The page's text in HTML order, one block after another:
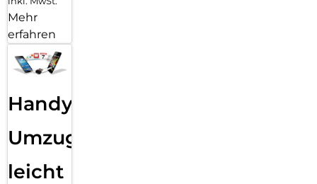
Mehr
erfahren
Handy
Umzug
leicht